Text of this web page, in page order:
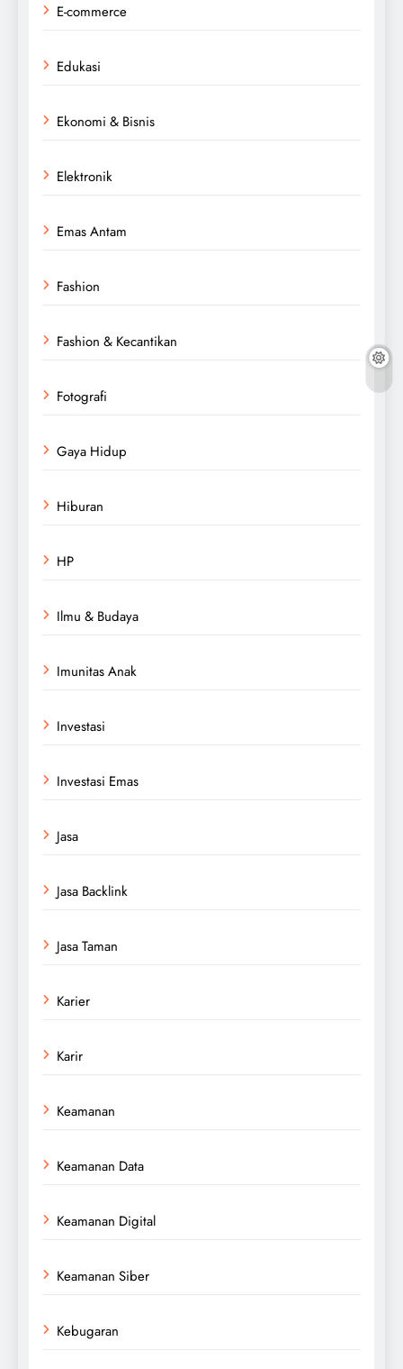
E-commerce
Edukasi
Ekonomi & Bisnis
Elektronik
Emas Antam
Fashion
Fashion & Kecantikan
Fotografi
Gaya Hidup
Hiburan
HP
Ilmu & Budaya
Imunitas Anak
Investasi
Investasi Emas
Jasa
Jasa Backlink
Jasa Taman
Karier
Karir
Keamanan
Keamanan Data
Keamanan Digital
Keamanan Siber
Kebugaran